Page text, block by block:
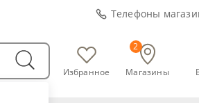
Телефоны
Избранное Магазины
2